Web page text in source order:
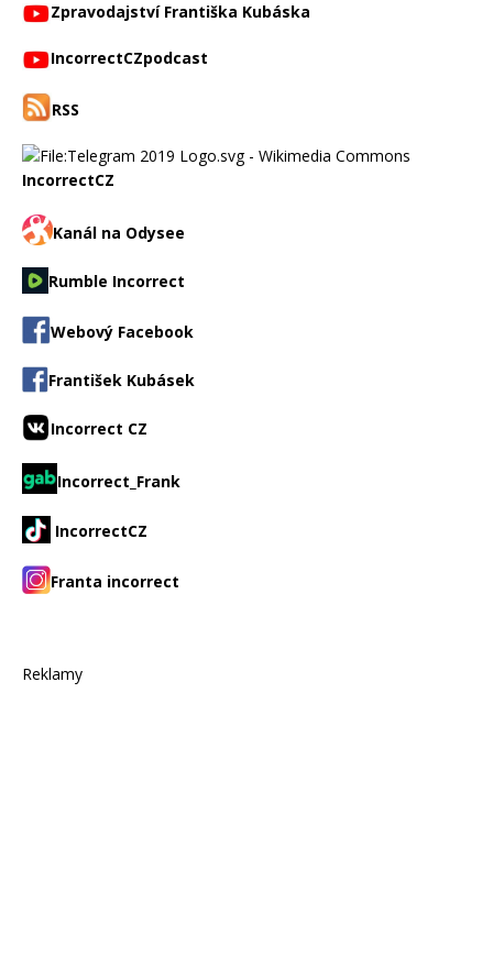
Zpravodajství Františka Kubáska
IncorrectCZpodcast
RSS
IncorrectCZ
Kanál na Odysee
Rumble Incorrect
Webový Facebook
František Kubásek
Incorrect CZ
Incorrect_Frank
IncorrectCZ
Franta incorrect
Reklamy